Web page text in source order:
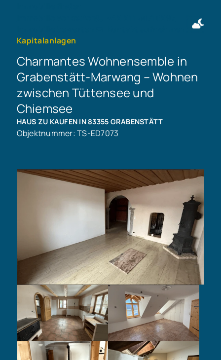
Kapitalanlagen
Charmantes Wohnensemble in
Grabenstätt-Marwang – Wohnen
zwischen Tüttensee und
Chiemsee
HAUS ZU KAUFEN IN 83355 GRABENSTÄTT
Objektnummer: TS-ED7073